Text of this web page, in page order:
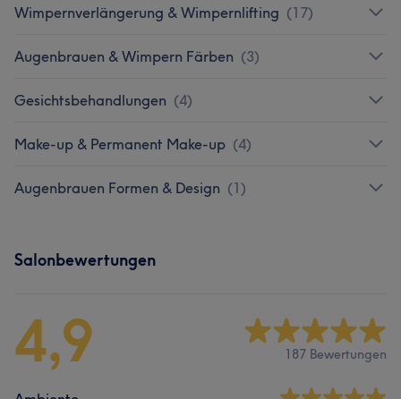
Wimpernverlängerung & Wimpernlifting (17)
Augenbrauen & Wimpern Färben (3)
Gesichtsbehandlungen (4)
Make-up & Permanent Make-up (4)
Augenbrauen Formen & Design (1)
Salonbewertungen
4,9 187 Bewertungen